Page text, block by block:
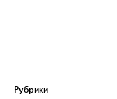
Рубрики